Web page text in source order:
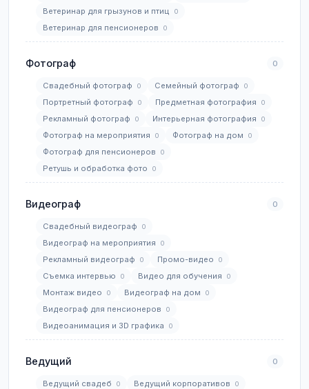
Ветеринар для грызунов и птиц 0
Ветеринар для пенсионеров 0
Фотограф 0
Свадебный фотограф 0 Семейный фотограф 0
Портретный фотограф 0 Предметная фотография 0
Рекламный фотограф 0 Интерьерная фотография 0
Фотограф на мероприятия 0 Фотограф на дом 0
Фотограф для пенсионеров 0
Ретушь и обработка фото 0
Видеограф 0
Свадебный видеограф 0
Видеограф на мероприятия 0
Рекламный видеограф 0 Промо-видео 0
Съемка интервью 0 Видео для обучения 0
Монтаж видео 0 Видеограф на дом 0
Видеограф для пенсионеров 0
Видеоанимация и 3D графика 0
Ведущий 0
Ведущий свадеб 0 Ведущий корпоративов 0